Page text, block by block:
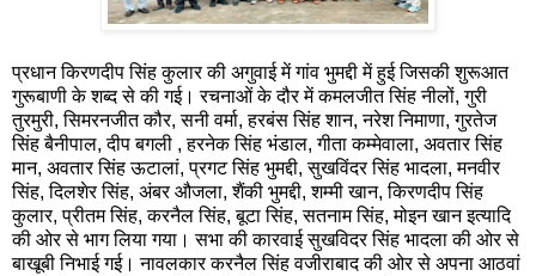
प्रधान किरणदीप सिंह कुलार की अगुवाई में गांव भुमद्दी में हुई जिसकी शुरूआत
गुरूबाणी के शब्द से की गई। रचनाओं के दौर में कमलजीत सिंह नीलों, गुरी
तुरमुरी, सिमरनजीत कौर, सनी वर्मा, हरबंस सिंह शान, नरेश निमाणा, गुरतेज
सिंह बैनीपाल, दीप बगली , हरनेक सिंह भंडाल, गीता कम्मेवाला, अवतार सिंह
मान, अवतार सिंह ऊटालां, प्रगट सिंह भुमद्दी, सुखविंदर सिंह भादला, मनवीर
सिंह, दिलशेर सिंह, अंबर औजला, शैंकी भुमद्दी, शम्मी खान, किरणदीप सिंह
कुलार, प्रीतम सिंह, करनैल सिंह, बूटा सिंह, सतनाम सिंह, मोइन खान इत्यादि
की ओर से भाग लिया गया। सभा की कारवाई सुखविदर सिंह भादला की ओर से
बाखूबी निभाई गई। नावलकार करनैल सिंह वजीराबाद की ओर से अपना आठवां